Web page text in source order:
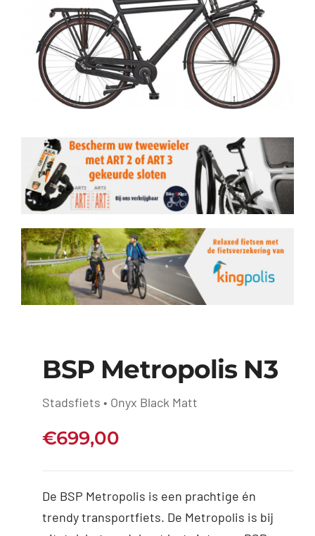
BSP Metropolis N3
Stadsfiets • Onyx Black Matt
€699,00
De BSP Metropolis is een prachtige én
trendy transportfiets. De Metropolis is bij